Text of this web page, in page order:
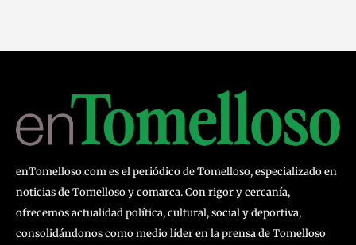
enTomelloso.com es el periódico de Tomelloso, especializado en
noticias de Tomelloso y comarca. Con rigor y cercanía,
ofrecemos actualidad política, cultural, social y deportiva,
consolidándonos como medio líder en la prensa de Tomelloso